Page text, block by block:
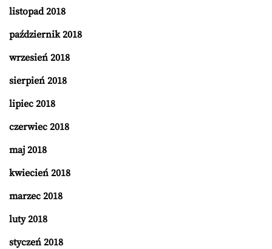
listopad 2018
październik 2018
wrzesień 2018
sierpień 2018
lipiec 2018
czerwiec 2018
maj 2018
kwiecień 2018
marzec 2018
luty 2018
styczeń 2018